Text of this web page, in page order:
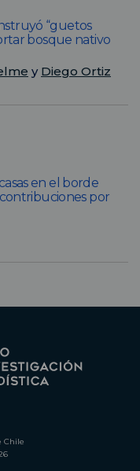
“guetos
bosque nativo
y Diego Ortiz
en el borde
por
Chile